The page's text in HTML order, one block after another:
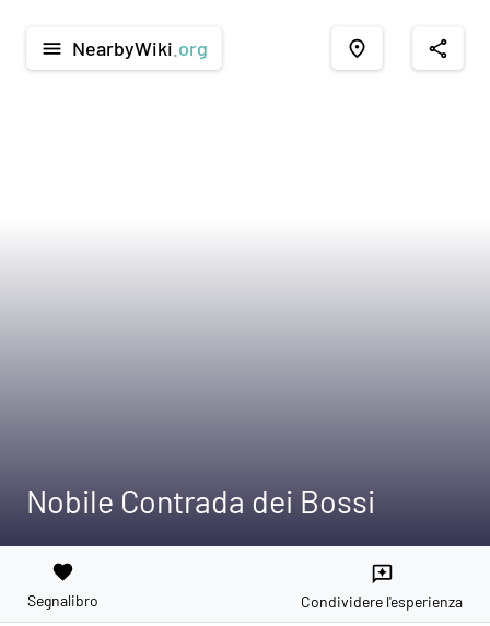
menu NearbyWiki .org place share
Nobile Contrada dei Bossi
favorite
Segnalibro
reviews
Condividere l'esperienza